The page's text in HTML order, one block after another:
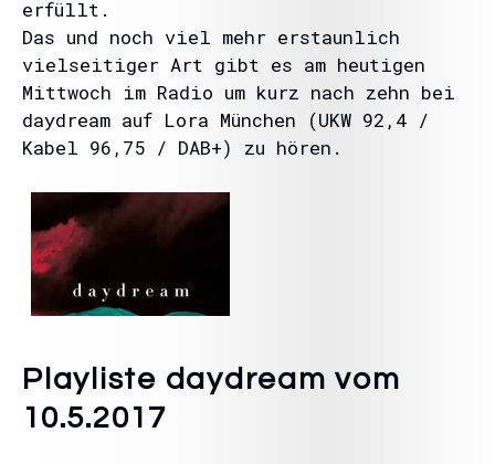
erfüllt.
Das und noch viel mehr erstaunlich
vielseitiger Art gibt es am heutigen
Mittwoch im Radio um kurz nach zehn bei
daydream auf Lora München (UKW 92,4 /
Kabel 96,75 / DAB+) zu hören.
Playliste daydream vom
10.5.2017